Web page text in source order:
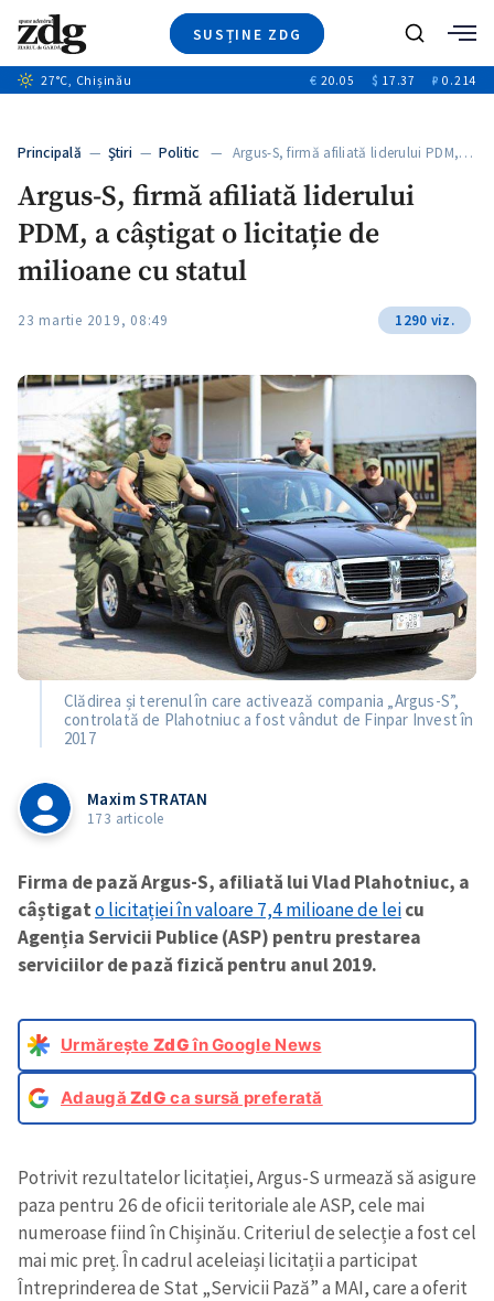
SUSȚINE ZDG
Ştiri
+6
Video
Special
Blog
Caută
27°C, Chișinău € 20.05 $ 17.37 ₽ 0.214
Principală — Ştiri — Politic — Argus-S, firmă afiliată liderului PDM,…
Argus-S, firmă afiliată liderului
PDM, a câștigat o licitație de
milioane cu statul
23 martie 2019, 08:49 1290 viz.
Clădirea și terenul în care activează compania „Argus-S”,
controlată de Plahotniuc a fost vândut de Finpar Invest în
2017
Maxim STRATAN
173 articole
Firma de pază Argus-S, afiliată lui Vlad Plahotniuc, a
câștigato licitației în valoare 7,4 milioane de leicu
Agenția Servicii Publice (ASP) pentru prestarea
serviciilor de pază fizică pentru anul 2019.
Urmărește ZdGîn Google News
AdaugăZdG ca sursă preferată
Potrivit rezultatelor licitației, Argus-S urmează să asigure
paza pentru 26 de oficii teritoriale ale ASP, cele mai
numeroase fiind în Chișinău. Criteriul de selecție a fost cel
mai mic preț. În cadrul aceleiași licitații a participat
Întreprinderea de Stat „Servicii Pază” a MAI, care a oferit